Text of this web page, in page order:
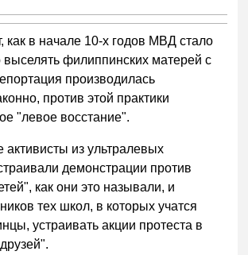
как в начале 10-х годов МВД стало
выселять филиппинских матерей с
производилась
против этой практики
"левое восстание".
из ультралевых
демонстрации против
как они это называли, и
тех школ, в которых учатся
устраивать акции протеста в